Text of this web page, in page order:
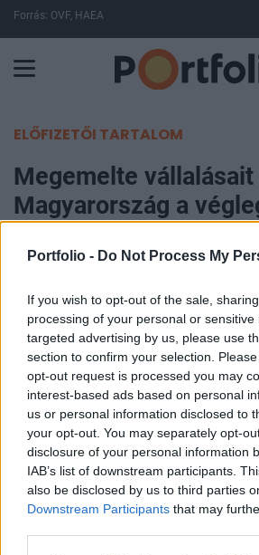
Portfolio - Do Not Process My
If you wish to opt-out of the sale,
processing of your personal or
targeted advertising by us, please use
section to confirm your selection.
opt-out request is processed you may
interest-based ads based on personal
us or personal information disclosed to
your opt-out. You may separately opt-
disclosure of your personal information
IAB’s list of downstream participants.
also be disclosed by us to third parties
Downstream Participants that may
Forrás: OVF, HAEA
ELŐFIZETŐI TARTALOM
Megemelte vállalásait
Magyarország a
Nemzeti Energia- és
2024. október 17. 08:42
Leadta október 16-án a magyar
Európai Bizottságnak a
és Klímatervet, amely
2030-ra nem 40%-kal, hanem
csökkenteni az üvegházhatású
kibocsátását az 1990-es
ki a brüsszeli testület oldalára